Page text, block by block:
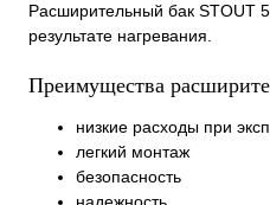
Расширительный бак STOUT
результате нагревания.
Преимущества
низкие расходы при
легкий монтаж
безопасность